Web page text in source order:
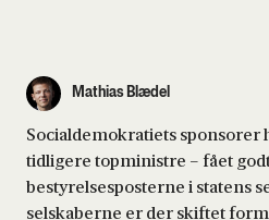
Mathias Blædel
Socialdemokratiets sponsorer
tidligere topministre – fået
bestyrelsesposterne i statens
selskaberne er der skiftet